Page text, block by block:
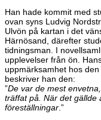
Han hade kommit med
ovan syns Ludvig
Ulvön på kartan i det
Härnösand, därefter
tidningsman. I
upplevelser från ön.
uppmärksamhet hos
beskriver han den:
”De var de mest
träffat på. När det gällde
föreställningar .”